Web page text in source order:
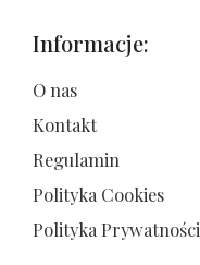
Informacje:
O nas
Kontakt
Regulamin
Polityka Cookies
Polityka Prywatności